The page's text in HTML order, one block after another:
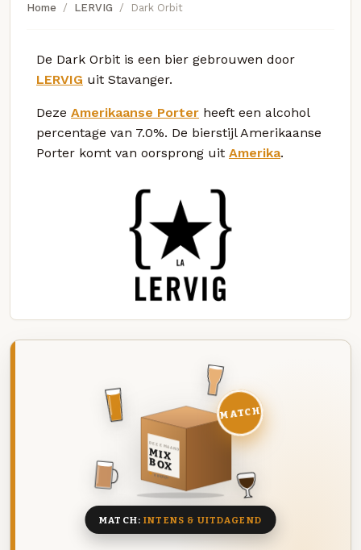
Home LERVIG Dark Orbit
De Dark Orbit is een bier gebrouwen door
LERVIG uit Stavanger.
Deze Amerikaanse Porter heeft een alcohol
percentage van 7.0%. De bierstijl Amerikaanse
Porter komt van oorsprong uit Amerika.
DEZE MAAND
MIX
BOX
8 BIEREN
MATCH
MATCH:INTENS & UITDAGEND